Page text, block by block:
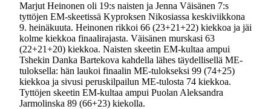
Marjut Heinonen oli 19:s naisten ja Jenna Väisänen 7:s
tyttöjen EM-skeetissä Kyproksen Nikosiassa keskiviikkona
9. heinäkuuta. Heinonen rikkoi 66 (23+21+22) kiekkoa ja jäi
kolme kiekkoa finaalirajasta. Väisänen murskasi 63
(22+21+20) kiekkoa. Naisten skeetin EM-kultaa ampui
Tshekin Danka Bartekova kahdella lähes täydellisellä ME-
tuloksella: hän laukoi finaalin ME-tulokseksi 99 (74+25)
kiekkoa ja sivusi peruskilpailun ME-tulosta 74 kiekkoa.
Tyttöjen skeetin EM-kultaa ampui Puolan Aleksandra
Jarmolinska 89 (66+23) kiekolla.